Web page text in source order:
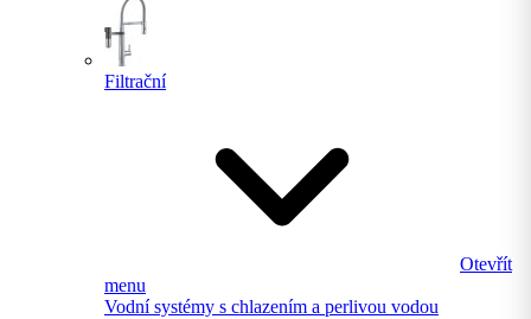
Filtrační
Otevřít
menu
Vodní systémy s chlazením a perlivou vodou